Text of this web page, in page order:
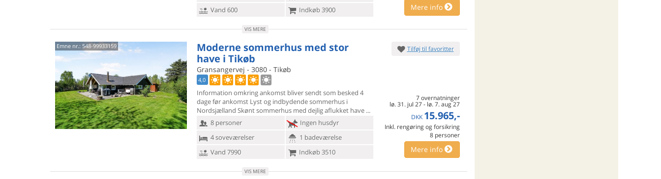
Vand 600
Indkøb 3900 Mere info
VIS MERE
Emne nr.: 548-99933159
Moderne sommerhus med stor
have i Tikøb
Gransangervej - 3080 - Tikøb
4,0
Information omkring ankomst bliver sendt som besked 4
dage før ankomst Lyst og indbydende sommerhus i
Nordsjælland Skønt sommerhus med dejlig aflukket have
8 personer
Ingen husdyr
4 soveværelser
1 badeværelse
Vand 7990
Indkøb 3510
Tilføj til favoritter
7 overnatninger
lø. 31. jul 27- lø. 7. aug 27
DKK 15.965,-
Inkl. rengøring og forsikring
8 personer
Mere info
VIS MERE